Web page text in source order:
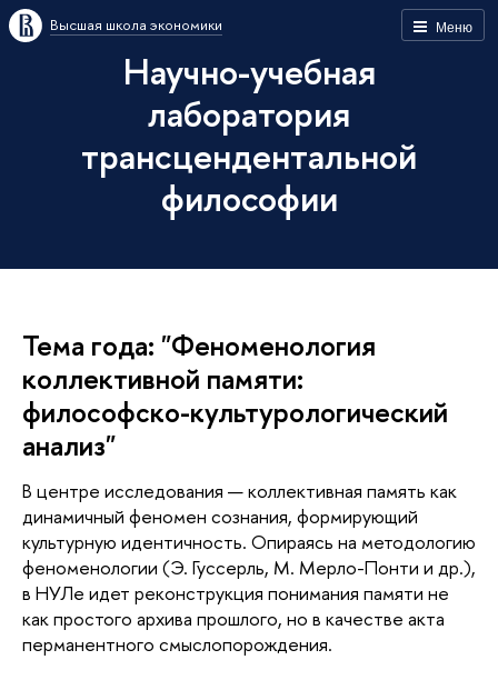
Меню
Высшая школа экономики
Научно-учебная
лаборатория
трансцендентальной
философии
Тема года: "Феноменология
коллективной памяти:
философско-культурологический
анализ"
В центре исследования — коллективная память как
динамичный феномен сознания, формирующий
культурную идентичность. Опираясь на методологию
феноменологии (Э. Гуссерль, М. Мерло-Понти и др.),
в НУЛе идет реконструкция понимания памяти не
как простого архива прошлого, но в качестве акта
перманентного смыслопорождения.